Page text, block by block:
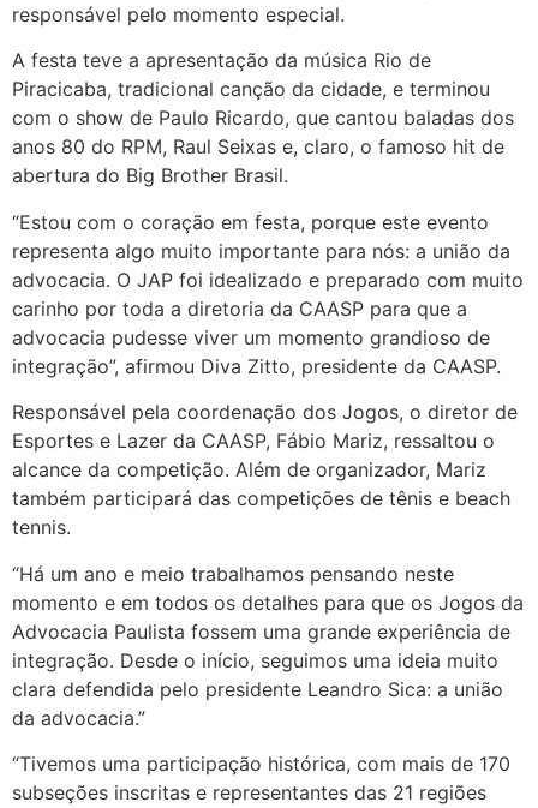
responsável pelo momento especial.
A festa teve a apresentação da música Rio de
Piracicaba, tradicional canção da cidade, e terminou
com o show de Paulo Ricardo, que cantou baladas dos
anos 80 do RPM, Raul Seixas e, claro, o famoso hit de
abertura do Big Brother Brasil.
“Estou com o coração em festa, porque este evento
representa algo muito importante para nós: a união da
advocacia. O JAP foi idealizado e preparado com muito
carinho por toda a diretoria da CAASP para que a
advocacia pudesse viver um momento grandioso de
integração”, afirmou Diva Zitto, presidente da CAASP.
Responsável pela coordenação dos Jogos, o diretor de
Esportes e Lazer da CAASP, Fábio Mariz, ressaltou o
alcance da competição. Além de organizador, Mariz
também participará das competições de tênis e beach
tennis.
“Há um ano e meio trabalhamos pensando neste
momento e em todos os detalhes para que os Jogos da
Advocacia Paulista fossem uma grande experiência de
integração. Desde o início, seguimos uma ideia muito
clara defendida pelo presidente Leandro Sica: a união
da advocacia.”
“Tivemos uma participação histórica, com mais de 170
subseções inscritas e representantes das 21 regiões